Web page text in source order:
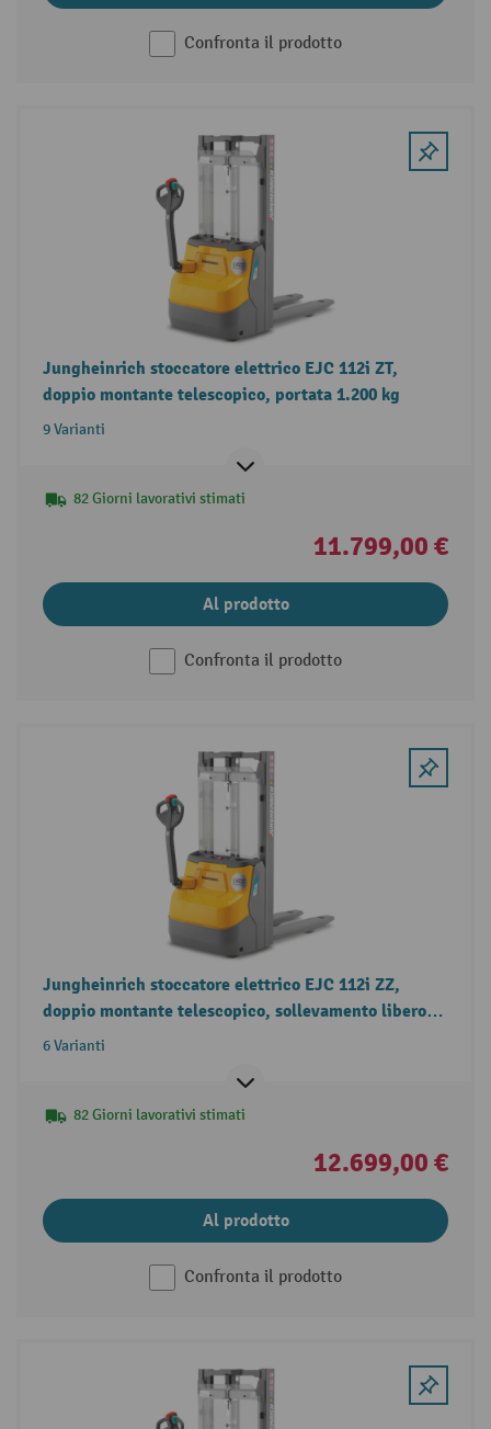
Confronta il prodotto
Jungheinrich stoccatore elettrico EJC 112i ZT,
doppio montante telescopico, portata 1.200 kg
9 Varianti
82 Giorni lavorativi stimati
11.799,00 €
Al prodotto
Confronta il prodotto
Jungheinrich stoccatore elettrico EJC 112i ZZ,
doppio montante telescopico, sollevamento libero,
portata 1.200 kg
6 Varianti
82 Giorni lavorativi stimati
12.699,00 €
Al prodotto
Confronta il prodotto